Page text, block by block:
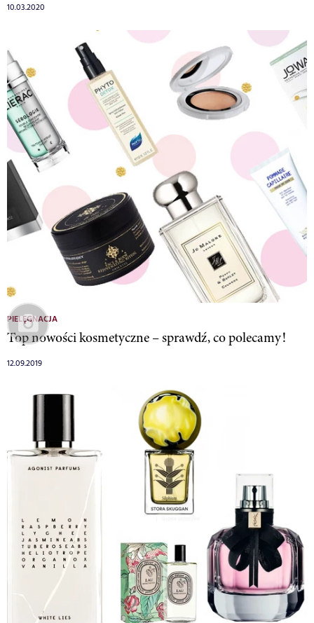
10.03.2020
PIELĘGNACJA
Top nowości kosmetyczne – sprawdź, co polecamy!
12.09.2019